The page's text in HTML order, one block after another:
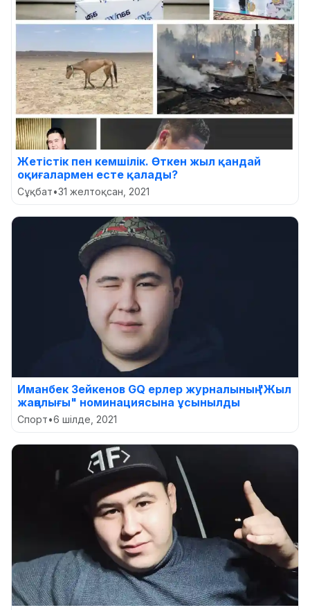
Жетістік пен кемшілік. Өткен жыл қандай
оқиғалармен есте қалады?
Сұқбат•31 желтоқсан, 2021
Иманбек Зейкенов GQ ерлер журналының "Жыл
жаңалығы" номинациясына ұсынылды
Спорт•6 шілде, 2021